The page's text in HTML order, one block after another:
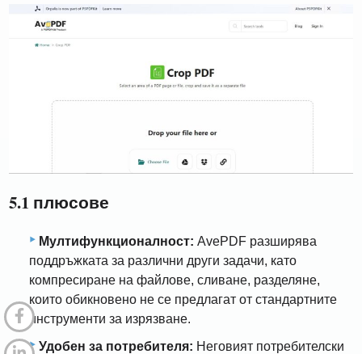
5.1 плюсове
Мултифункционалност: AvePDF разширява
поддръжката за различни други задачи, като
компресиране на файлове, сливане, разделяне,
които обикновено не се предлагат от стандартните
инструменти за изрязване.
Удобен за потребителя: Неговият потребителски